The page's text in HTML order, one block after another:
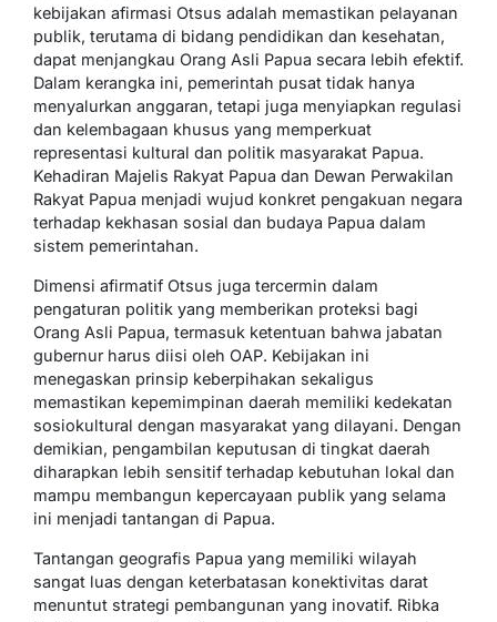
kebijakan afirmasi Otsus adalah memastikan pelayanan
publik, terutama di bidang pendidikan dan kesehatan,
dapat menjangkau Orang Asli Papua secara lebih efektif.
Dalam kerangka ini, pemerintah pusat tidak hanya
menyalurkan anggaran, tetapi juga menyiapkan regulasi
dan kelembagaan khusus yang memperkuat
representasi kultural dan politik masyarakat Papua.
Kehadiran Majelis Rakyat Papua dan Dewan Perwakilan
Rakyat Papua menjadi wujud konkret pengakuan negara
terhadap kekhasan sosial dan budaya Papua dalam
sistem pemerintahan.
Dimensi afirmatif Otsus juga tercermin dalam
pengaturan politik yang memberikan proteksi bagi
Orang Asli Papua, termasuk ketentuan bahwa jabatan
gubernur harus diisi oleh OAP. Kebijakan ini
menegaskan prinsip keberpihakan sekaligus
memastikan kepemimpinan daerah memiliki kedekatan
sosiokultural dengan masyarakat yang dilayani. Dengan
demikian, pengambilan keputusan di tingkat daerah
diharapkan lebih sensitif terhadap kebutuhan lokal dan
mampu membangun kepercayaan publik yang selama
ini menjadi tantangan di Papua.
Tantangan geografis Papua yang memiliki wilayah
sangat luas dengan keterbatasan konektivitas darat
menuntut strategi pembangunan yang inovatif. Ribka